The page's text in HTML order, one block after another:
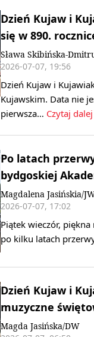
Dzień Kujaw i
się w 890.
Sława Skibińska-
2026-07-07, 19:56
Dzień Kujaw i
Kujawskim. Data nie
pierwsza… Czytaj
Po latach
bydgoskiej
Magdalena Jasińskia/
2026-07-07, 17:02
Piątek wieczór,
po kilku latach
Dzień Kujaw i
muzyczne
Magda Jasińska/DW